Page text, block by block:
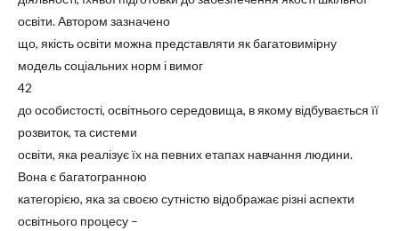
освіти. Автором зазначено
що, якість освіти можна представляти як багатовимірну
модель соціальних норм і вимог
42
до особистості, освітнього середовища, в якому відбувається її
розвиток, та системи
освіти, яка реалізує їх на певних етапах навчання людини.
Вона є багатогранною
категорією, яка за своєю сутністю відображає різні аспекти
освітнього процесу –